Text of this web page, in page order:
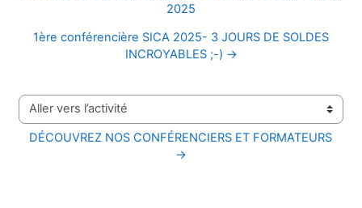
2025
1ère conférencière SICA 2025- 3 JOURS DE SOLDES
INCROYABLES ;-) →
Aller vers l’activité
DÉCOUVREZ NOS CONFÉRENCIERS ET FORMATEURS
→